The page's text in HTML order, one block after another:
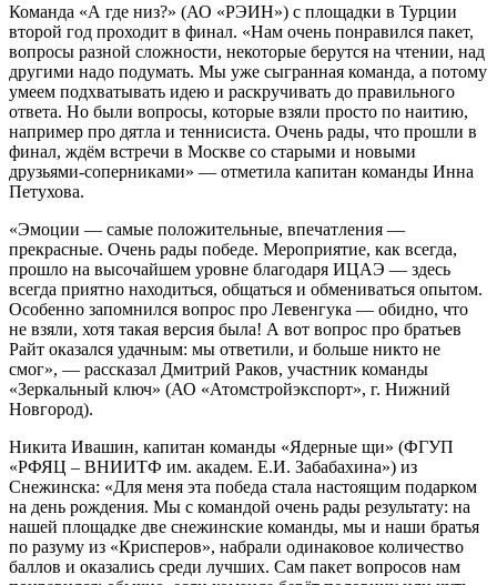
Команда «А где низ?» (АО «РЭИН») с площадки в Турции
второй год проходит в финал. «Нам очень понравился пакет,
вопросы разной сложности, некоторые берутся на чтении, над
другими надо подумать. Мы уже сыгранная команда, а потому
умеем подхватывать идею и раскручивать до правильного
ответа. Но были вопросы, которые взяли просто по наитию,
например про дятла и теннисиста. Очень рады, что прошли в
финал, ждём встречи в Москве со старыми и новыми
друзьями-соперниками» — отметила капитан команды Инна
Петухова.
«Эмоции — самые положительные, впечатления —
прекрасные. Очень рады победе. Мероприятие, как всегда,
прошло на высочайшем уровне благодаря ИЦАЭ — здесь
всегда приятно находиться, общаться и обмениваться опытом.
Особенно запомнился вопрос про Левенгука — обидно, что
не взяли, хотя такая версия была! А вот вопрос про братьев
Райт оказался удачным: мы ответили, и больше никто не
смог», — рассказал Дмитрий Раков, участник команды
«Зеркальный ключ» (АО «Атомстройэкспорт», г. Нижний
Новгород).
Никита Ивашин, капитан команды «Ядерные щи» (ФГУП
«РФЯЦ – ВНИИТФ им. академ. Е.И. Забабахина») из
Снежинска: «Для меня эта победа стала настоящим подарком
на день рождения. Мы с командой очень рады результату: на
нашей площадке две снежинские команды, мы и наши братья
по разуму из «Крисперов», набрали одинаковое количество
баллов и оказались среди лучших. Сам пакет вопросов нам